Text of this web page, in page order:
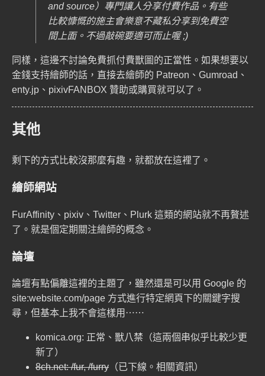
and source）專門讓人分享付費作品。有些
比較慷慨的施主會樂意不藏私分享到免費空
間上面。不過敲碗要適可而止喔 ;)
同樣，這邊不討論免費抓付費獸圖的正當性。如果想要以
金錢支持繪師的話，直接去繪師的 Patreon、 Gumroad 、
enty.jp 、 pixivFANBOX 贊助或購買就可以了。
其他
剩下的方式比較沒那麼有趣，就都放在這裡了。
繪師網站
FurAffinity、pixiv、Twitter、Plurk 這類的網站就不再贅述
了。就是個定期關注繪師的概念。
論壇
論壇有點偏離這裡的主題了，雖然還是可以用 Google 的
site:website.com/page 方式進行特定網頁下的關鍵字搜
尋，但基本上我不會這樣用⋯⋯
komica.org: 正常 、 獸八禁 （這兩個串似乎比較少更
新了）
8ch.net: /fur, /furry （已下線。 相關資訊）